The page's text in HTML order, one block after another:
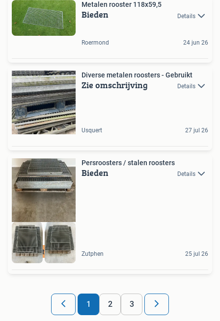
Metalen rooster 118x59,5
Bieden Details
Roermond 24 jun 26
Diverse metalen roosters - Gebruikt
Zie omschrijving Details
Usquert 27 jul 26
Moet weg
Persroosters / stalen roosters
Bieden Details
Zutphen 25 jul 26
1 2 3